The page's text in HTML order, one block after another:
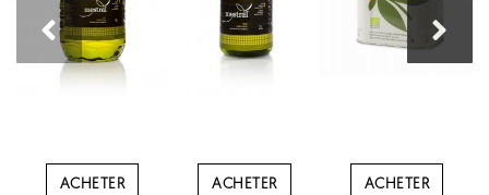
ACHETER ACHETER ACHETER